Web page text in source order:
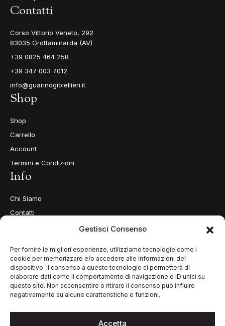
Gestisci Consenso
Per fornire le migliori esperienze, utilizziamo tecnologie come i
cookie per memorizzare e/o accedere alle informazioni del
dispositivo. Il consenso a queste tecnologie ci permetterà di
elaborare dati come il comportamento di navigazione o ID unici su
questo sito. Non acconsentire o ritirare il consenso può influire
negativamente su alcune caratteristiche e funzioni.
Accetta
Contatti
Corso Vittorio Veneto, 292
83035 Grottaminarda (AV)
+39 0825 464 258
+39 347 003 7012
info@guarinogioiellieri.it
Shop
Shop
Carrello
Account
Termini e Condizioni
Info
Chi Siamo
Contatti